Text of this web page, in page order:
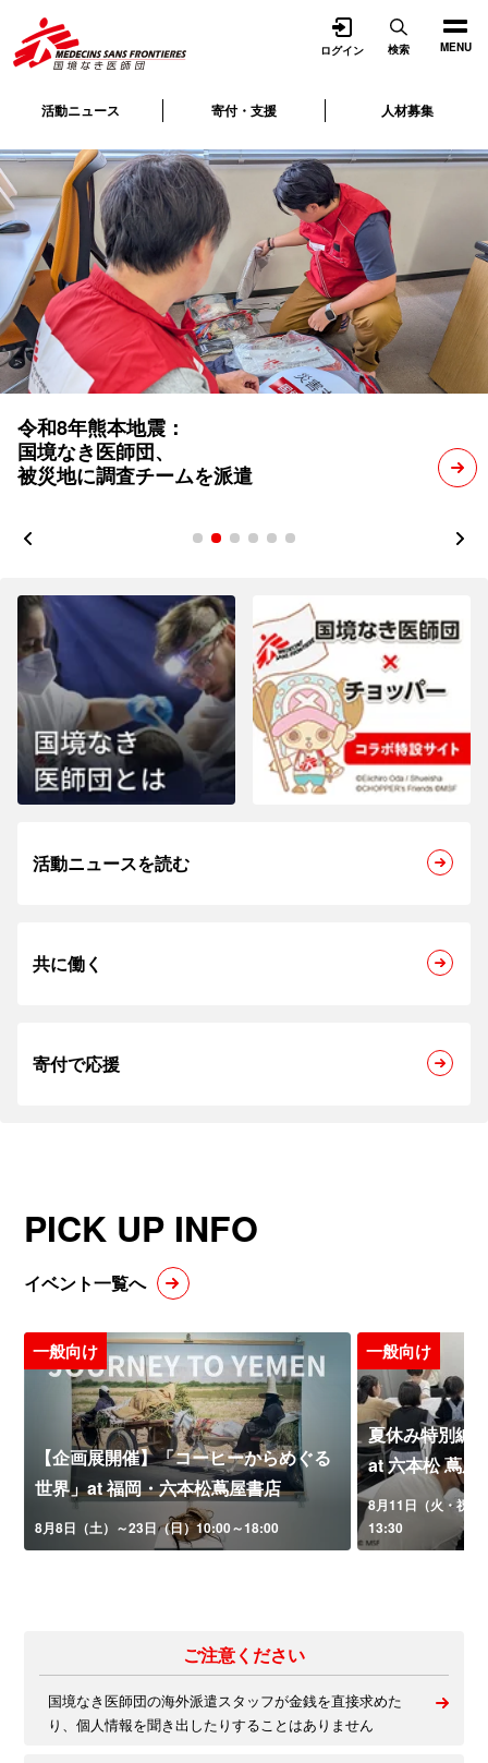
MENU
活動ニュース 寄付・支援 人材募集
ログイン 検索
活動ニュースを読む
共に働く
寄付で応援
令和8年熊本地震：
国境なき医師団、
被災地に調査チームを派遣
1 2 3 4 5 6
PICK UP INFO
イベント一覧へ
一般向け
【企画展開催】「コーヒーからめぐる
世界」at 福岡・六本松蔦屋書店
8月8日（土）～23日（日）10:00～18:00
一般向け
夏休み特別編
at 六本松 蔦屋
8月11日（火・祝
13:30
ご注意ください
国境なき医師団の海外派遣スタッフが金銭を直接求めた
り、個人情報を聞き出したりすることはありません